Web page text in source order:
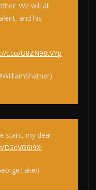
We will all
and his
t.co/U8ZN98tVYp
stars, my dear